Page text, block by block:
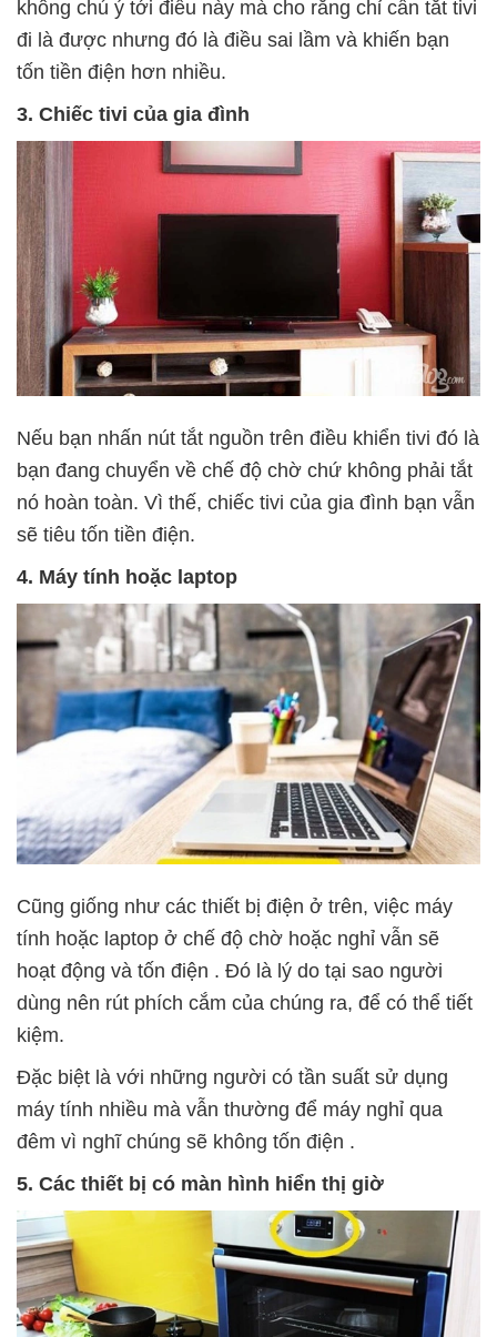
không chú ý tới điều này mà cho rằng chỉ cần tắt tivi
đi là được nhưng đó là điều sai lầm và khiến bạn
tốn tiền điện hơn nhiều.
3. Chiếc tivi của gia đình
Nếu bạn nhấn nút tắt nguồn trên điều khiển tivi đó là
bạn đang chuyển về chế độ chờ chứ không phải tắt
nó hoàn toàn. Vì thế, chiếc tivi của gia đình bạn vẫn
sẽ tiêu tốn tiền điện.
4. Máy tính hoặc laptop
Cũng giống như các thiết bị điện ở trên, việc máy
tính hoặc laptop ở chế độ chờ hoặc nghỉ vẫn sẽ
hoạt động và tốn điện . Đó là lý do tại sao người
dùng nên rút phích cắm của chúng ra, để có thể tiết
kiệm.
Đặc biệt là với những người có tần suất sử dụng
máy tính nhiều mà vẫn thường để máy nghỉ qua
đêm vì nghĩ chúng sẽ không tốn điện .
5. Các thiết bị có màn hình hiển thị giờ